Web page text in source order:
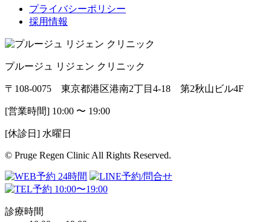
プライバシーポリシー
採用情報
プルージュ リジェン クリニック
〒108-0075 東京都港区港南2丁目4-18 第2秋山ビル4F
[営業時間] 10:00 〜 19:00
[休診日] 水曜日
© Pruge Regen Clinic All Rights Reserved.
診療時間